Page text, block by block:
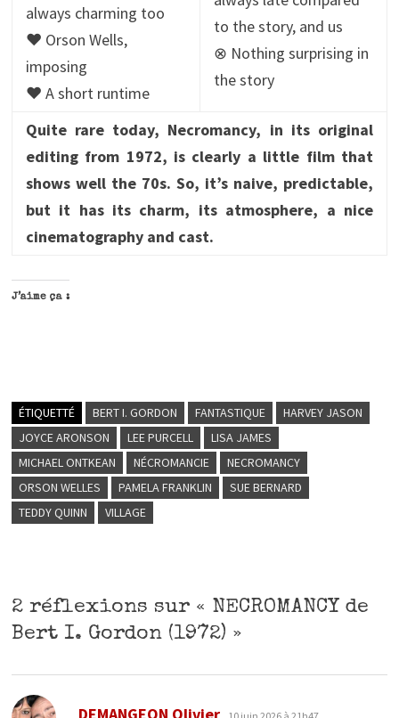
always charming too
♥ Orson Wells,
imposing
♥ A short runtime
to the story, and us
⊗ Nothing surprising in
the story
Quite rare today, Necromancy, in its original
editing from 1972, is clearly a little film that
shows well the 70s. So, it’s naive, predictable,
but it has its charm, its atmosphere, a nice
cinematography and cast.
J’aime ça :
ÉTIQUETTÉ BERT I. GORDON FANTASTIQUE
HARVEY JASON
JOYCE ARONSON
LEE PURCELL
LISA JAMES
MICHAEL ONTKEAN
NÉCROMANCIE
NECROMANCY
ORSON WELLES
PAMELA FRANKLIN
SUE BERNARD
TEDDY QUINN
VILLAGE
2 réflexions sur « NECROMANCY de
Bert I. Gordon (1972) »
dit :